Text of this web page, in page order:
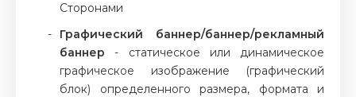
Сторонами
Графический баннер/баннер/рекламный
баннер - статическое или динамическое
графическое изображение (графический
блок) определенного размера, формата и